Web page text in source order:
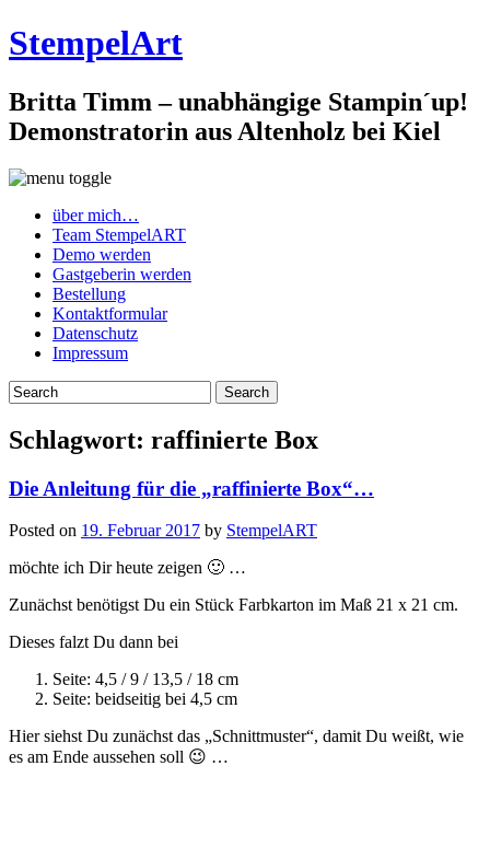
StempelArt
Britta Timm – unabhängige Stampin´up!
Demonstratorin aus Altenholz bei Kiel
über mich…
Team StempelART
Demo werden
Gastgeberin werden
Bestellung
Kontaktformular
Datenschutz
Impressum
Schlagwort: raffinierte Box
Die Anleitung für die „raffinierte Box“…
Posted on 19. Februar 2017 by StempelART
möchte ich Dir heute zeigen 🙂 …
Zunächst benötigst Du ein Stück Farbkarton im Maß 21 x 21 cm.
Dieses falzt Du dann bei
Seite: 4,5 / 9 / 13,5 / 18 cm
Seite: beidseitig bei 4,5 cm
Hier siehst Du zunächst das „Schnittmuster“, damit Du weißt, wie
es am Ende aussehen soll 😉 …